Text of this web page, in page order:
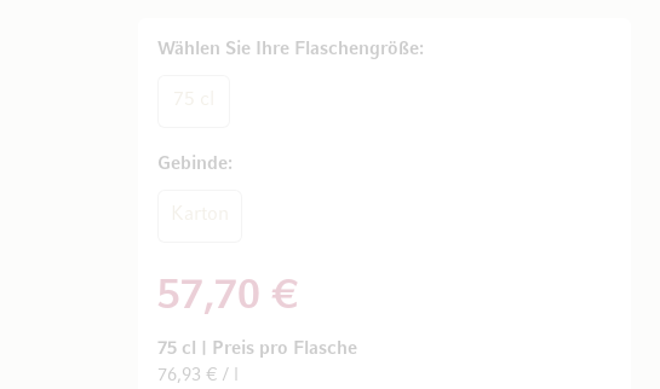
Wählen Sie Ihre Flaschengröße
Gebinde
57,70 €
75 cl
Preis pro Flasche
76,93 € / l